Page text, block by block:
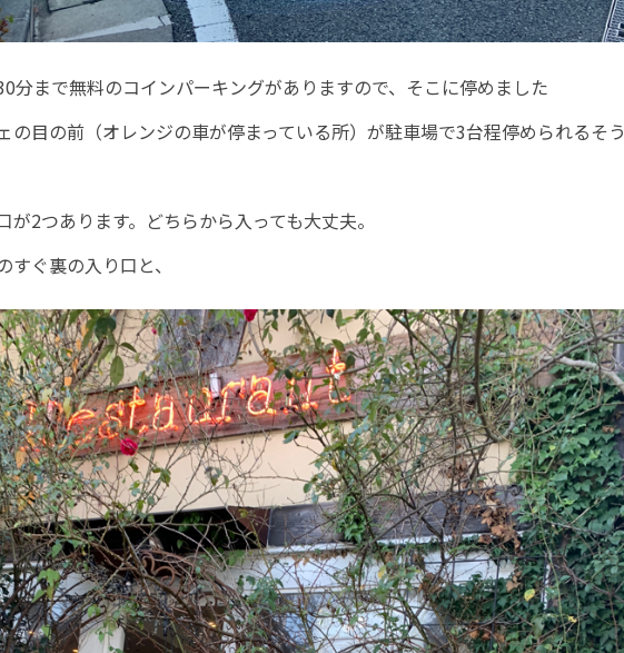
分まで無料のコインパーキングがありますので、そこに停めました
の目の前（オレンジの車が停まっている所）が駐車場で3台程停められるそう
が2つあります。どちらから入っても大丈夫。
ぐ裏の入り口と、